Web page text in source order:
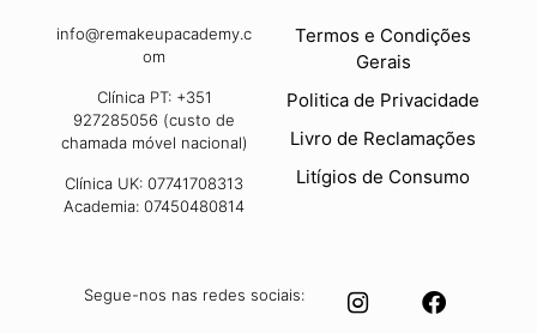
info@remakeupacademy.c
om
Clínica PT: +351
927285056 (custo de
chamada móvel nacional)
Clínica UK: 07741708313
Academia: 07450480814
Termos e Condições
Gerais
Politica de Privacidade
Livro de Reclamações
Litígios de Consumo
Segue-nos nas redes sociais: